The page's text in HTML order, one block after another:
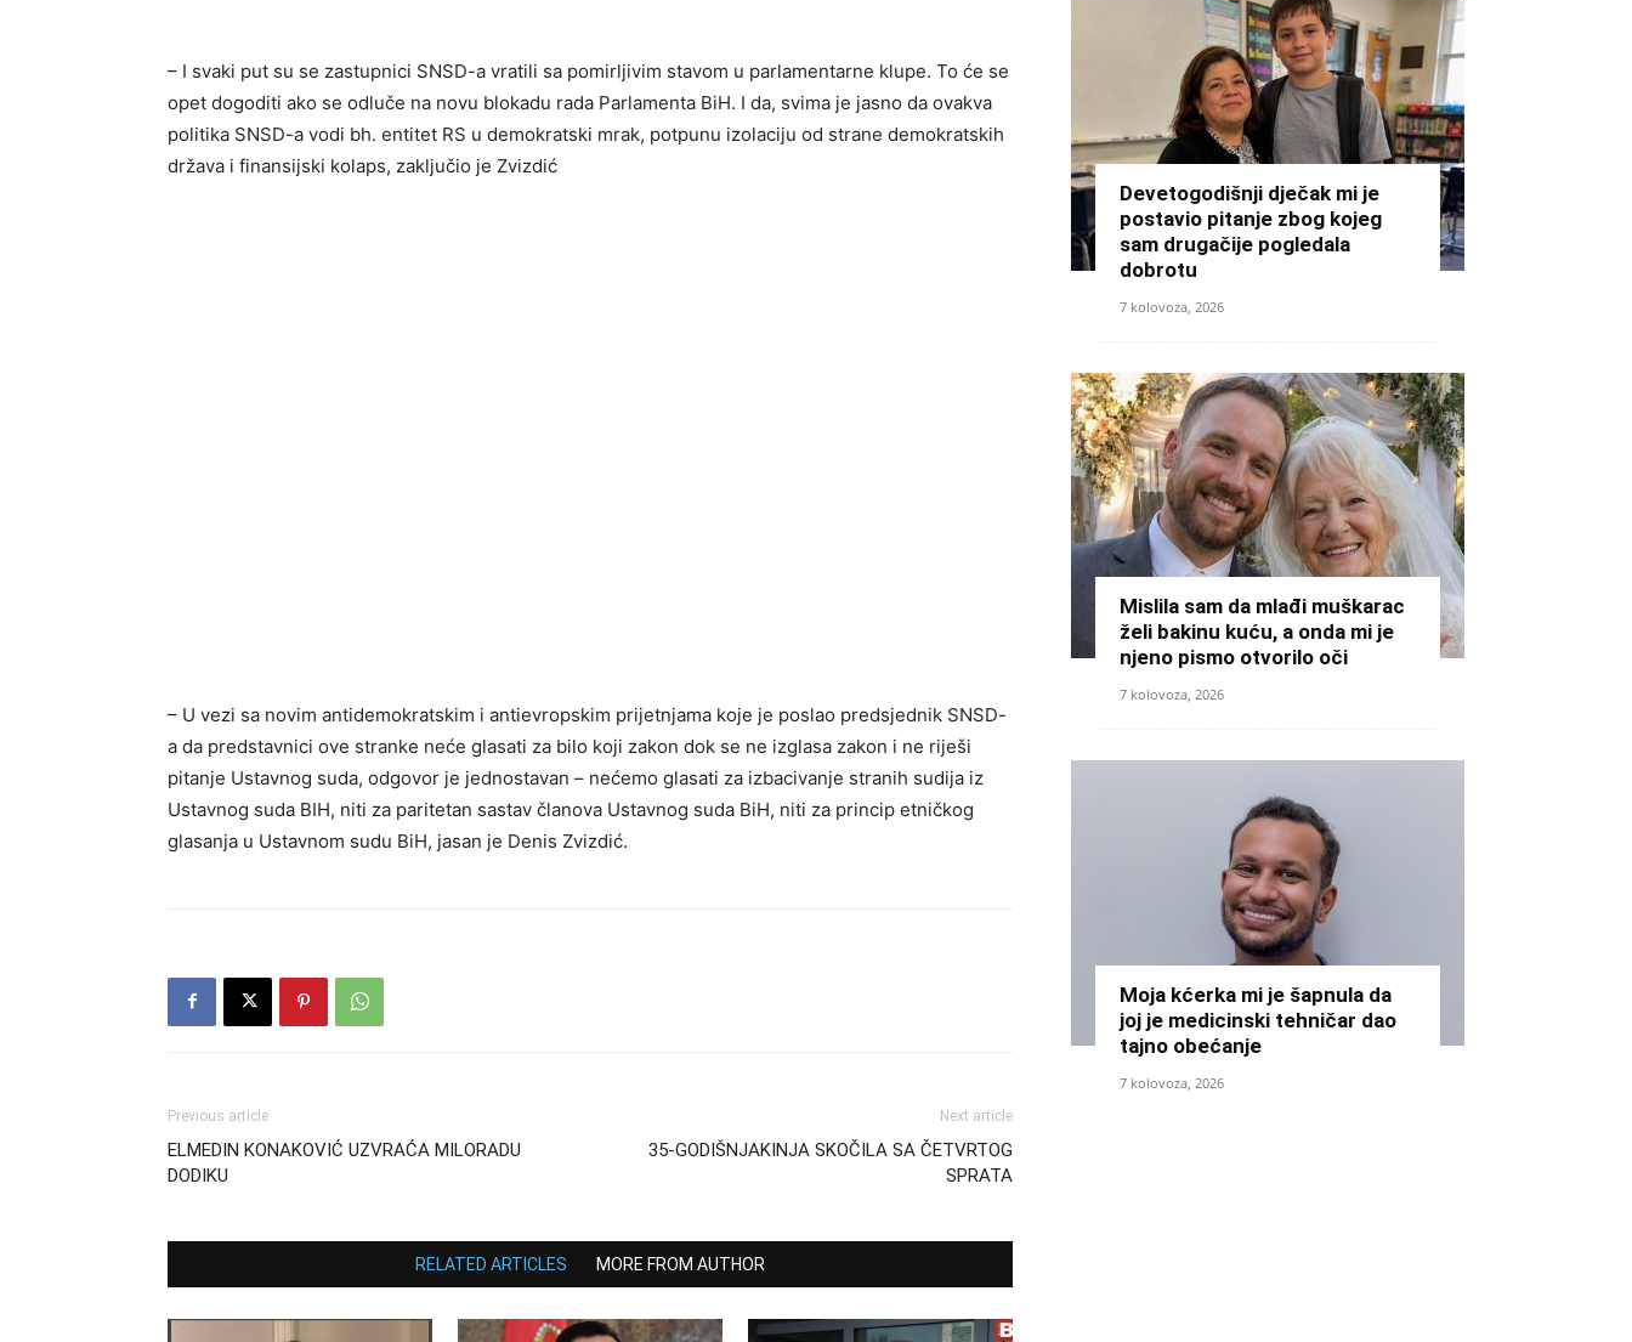
– I svaki put su se zastupnici SNSD-a vratili sa pomirljivim stavom u parlamentarne klupe. To će se
opet dogoditi ako se odluče na novu blokadu rada Parlamenta BiH. I da, svima je jasno da ovakva
politika SNSD-a vodi bh. entitet RS u demokratski mrak, potpunu izolaciju od strane demokratskih
država i finansijski kolaps, zaključio je Zvizdić
– U vezi sa novim antidemokratskim i antievropskim prijetnjama koje je poslao predsjednik SNSD-
a da predstavnici ove stranke neće glasati za bilo koji zakon dok se ne izglasa zakon i ne riješi
pitanje Ustavnog suda, odgovor je jednostavan – nećemo glasati za izbacivanje stranih sudija iz
Ustavnog suda BIH, niti za paritetan sastav članova Ustavnog suda BiH, niti za princip etničkog
glasanja u Ustavnom sudu BiH, jasan je Denis Zvizdić.
Previous article
ELMEDIN KONAKOVIĆ UZVRAĆA MILORADU
DODIKU
Next article
35-GODIŠNJAKINJA SKOČILA SA ČETVRTOG
SPRATA
RELATED ARTICLES MORE FROM AUTHOR
Devetogodišnji dječak mi je
postavio pitanje zbog kojeg
sam drugačije pogledala
dobrotu
7 kolovoza, 2026
Mislila sam da mlađi muškarac
želi bakinu kuću, a onda mi je
njeno pismo otvorilo oči
7 kolovoza, 2026
Moja kćerka mi je šapnula da
joj je medicinski tehničar dao
tajno obećanje
7 kolovoza, 2026